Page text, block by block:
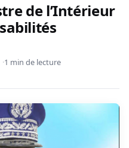
de l’Intérieur
1 min de lecture